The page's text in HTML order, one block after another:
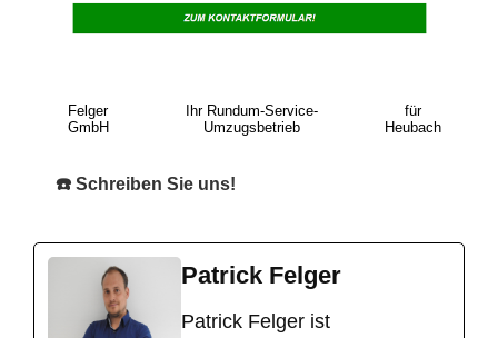
Felger
GmbH
Ihr Rundum-Service-
Umzugsbetrieb
für
Heubach
☎️ Schreiben Sie uns!
Patrick Felger
​Patrick Felger ist